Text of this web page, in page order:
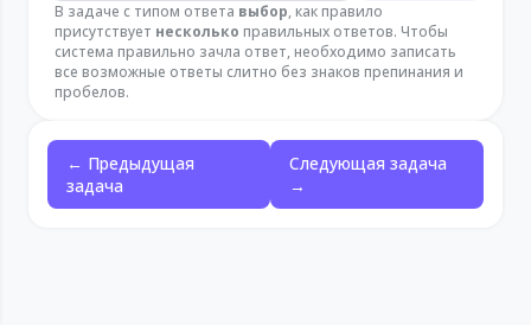
В задаче с типом ответа выбор, как правило
присутствует несколько правильных ответов. Чтобы
система правильно зачла ответ, необходимо записать
все возможные ответы слитно без знаков препинания и
пробелов.
← Предыдущая
задача
Следующая задача
→